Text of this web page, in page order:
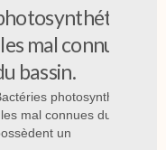
mal connues
bassin.
photosynthétiques
mal connues du bassin,
un